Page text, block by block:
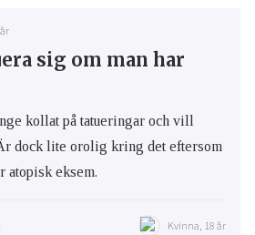
sig om man har
kollat på tatueringar och vill
dock lite orolig kring det eftersom
atopisk eksem.
Kvinna, 18 år